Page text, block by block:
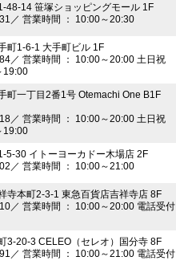
48-14 笹塚ショッピングモール 1F
／ 営業時間 ： 10:00～20:30
町1-6-1 大手町ビル 1F
／ 営業時間 ： 10:00～20:00 土日祝
19:00
町一丁目2番1号 Otemachi One B1F
／ 営業時間 ： 10:00～20:00 土日祝
19:00
5-30 イトーヨーカドー木場店 2F
／ 営業時間 ： 10:00～21:00
寺本町2-3-1 東急百貨店吉祥寺店 8F
／ 営業時間 ： 10:00～20:00 電話受付
3-20-3 CELEO（セレオ）国分寺 8F
／ 営業時間 ： 10:00～21:00 電話受付